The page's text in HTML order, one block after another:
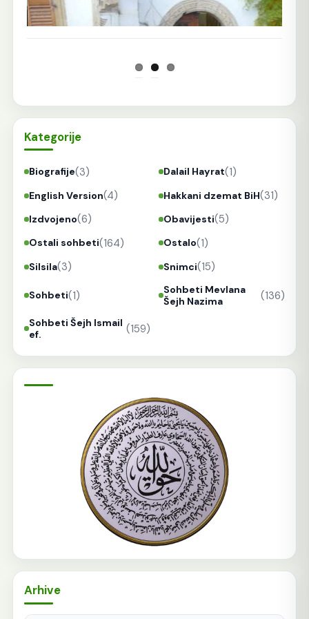
Kategorije
Biografije(3) Dalail Hayrat(1)
English Version(4) Hakkani dzemat BiH(31)
Izdvojeno(6) Obavijesti(5)
Ostali sohbeti(164) Ostalo(1)
Silsila(3) Snimci(15)
Sohbeti(1)
Sohbeti Mevlana
Šejh Nazima
(136)
Sohbeti Šejh Ismail
ef.
(159)
Arhive